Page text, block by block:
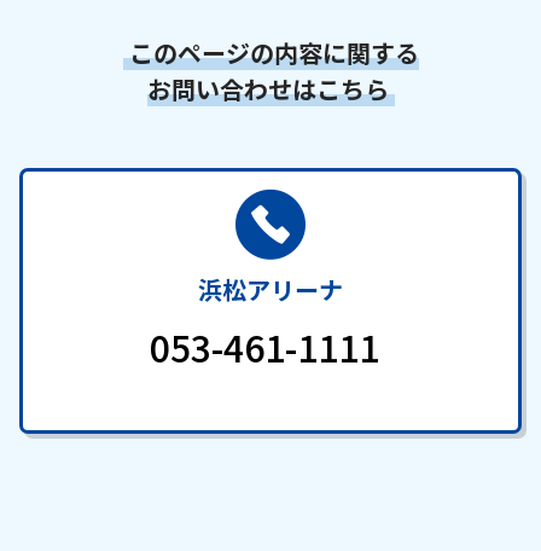
このページの内容に関する
お問い合わせはこちら
浜松アリーナ
053-461-1111